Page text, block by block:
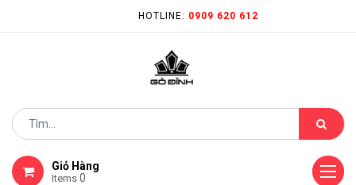
HOTLINE: 0909 620 612
Giỏ Hàng
Items 0